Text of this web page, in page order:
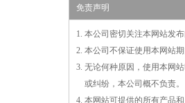
免责声明
1. 本公司密切关注本网站发
2. 本公司不保证使用本网站
3. 无论何种原因，使用本网
或纠纷，本公司概不负责。
4. 本网站可提供的所有产品